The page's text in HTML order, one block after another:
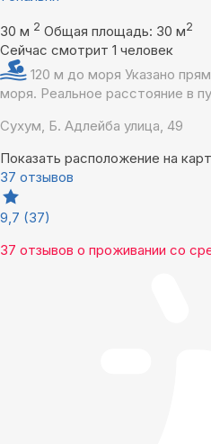
30 м 2 Общая площадь: 30 м2
Сейчас смотрит 1 человек
120 м до моря Указано
моря. Реальное расстояние в
Сухум, Б. Адлейба улица, 49
Показать расположение на
37 отзывов
9,7 (37)
37 отзывов о проживании со